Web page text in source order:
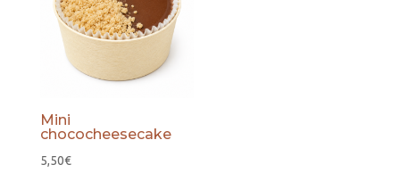
Mini
chococheesecake
5,50€